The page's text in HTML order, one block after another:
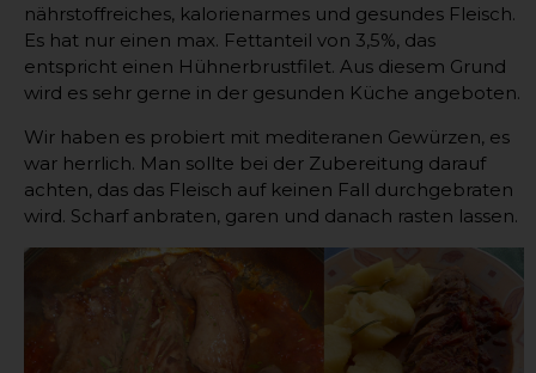
nährstoffreiches, kalorienarmes und gesundes Fleisch.
Es hat nur einen max. Fettanteil von 3,5%, das
entspricht einen Hühnerbrustfilet. Aus diesem Grund
wird es sehr gerne in der gesunden Küche angeboten.
Wir haben es probiert mit mediteranen Gewürzen, es
war herrlich. Man sollte bei der Zubereitung darauf
achten, das das Fleisch auf keinen Fall durchgebraten
wird. Scharf anbraten, garen und danach rasten lassen.